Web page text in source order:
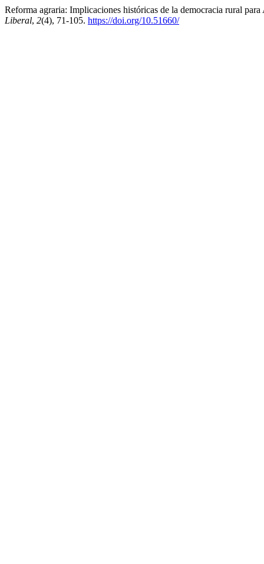
Reforma agraria: Implicaciones históricas de la democracia rural
Liberal, 2(4), 71-105. https://doi.org/10.51660/